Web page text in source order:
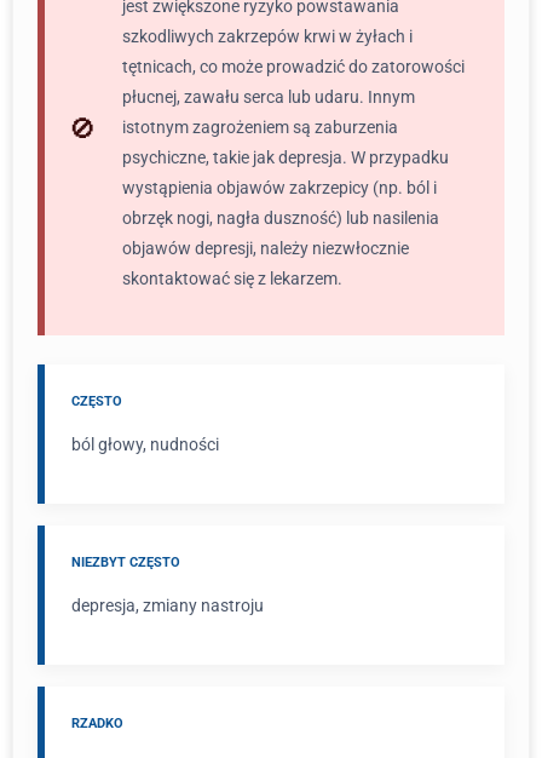
jest zwiększone ryzyko powstawania
szkodliwych zakrzepów krwi w żyłach i
tętnicach, co może prowadzić do zatorowości
płucnej, zawału serca lub udaru. Innym
istotnym zagrożeniem są zaburzenia
psychiczne, takie jak depresja. W przypadku
wystąpienia objawów zakrzepicy (np. ból i
obrzęk nogi, nagła duszność) lub nasilenia
objawów depresji, należy niezwłocznie
skontaktować się z lekarzem.
CZĘSTO
ból głowy, nudności
NIEZBYT CZĘSTO
depresja, zmiany nastroju
RZADKO